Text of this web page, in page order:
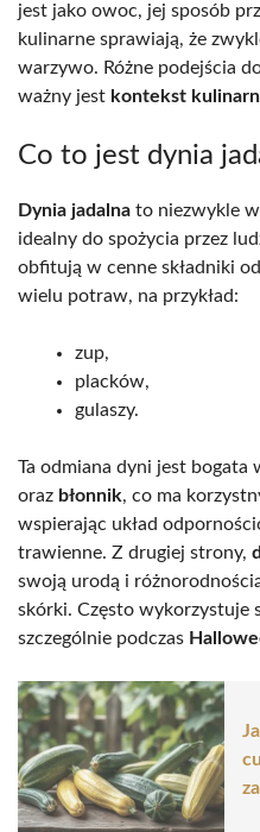
jest jako owoc, jej sposób
kulinarne sprawiają, że
warzywo. Różne podejścia
ważny jest kontekst
Co to jest dynia
Dynia jadalna to niezwykle
idealny do spożycia przez
obfitują w cenne składniki
wielu potraw, na przykład:
zup,
placków,
gulaszy.
Ta odmiana dyni jest bogata
oraz błonnik, co ma
wspierając układ
trawienne. Z drugiej strony,
swoją urodą i
skórki. Często wykorzystuje
szczególnie podczas